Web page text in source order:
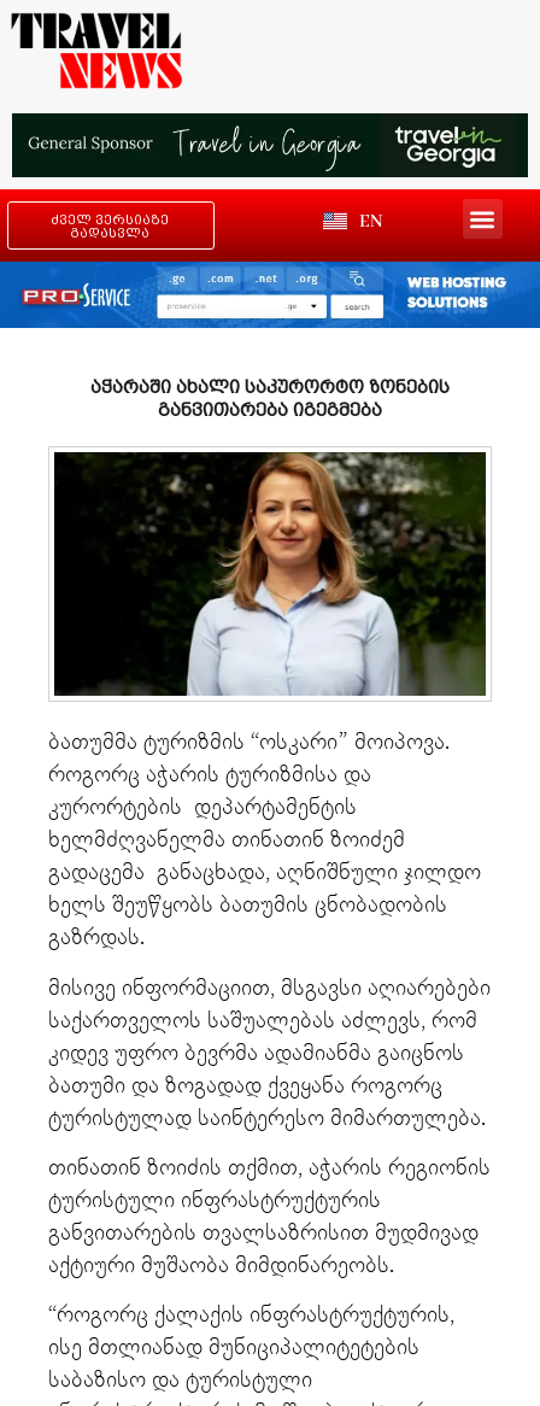
ძველ ვერსიაზე
გადასვლა
EN
აჭარაში ახალი საკურორტო ზონების
განვითარება იგეგმება
ბათუმმა ტურიზმის “ოსკარი” მოიპოვა.
როგორც აჭარის ტურიზმისა და
კურორტების დეპარტამენტის
ხელმძღვანელმა თინათინ ზოიძემ
გადაცემა განაცხადა, აღნიშნული ჯილდო
ხელს შეუწყობს ბათუმის ცნობადობის
გაზრდას.
მისივე ინფორმაციით, მსგავსი აღიარებები
საქართველოს საშუალებას აძლევს, რომ
კიდევ უფრო ბევრმა ადამიანმა გაიცნოს
ბათუმი და ზოგადად ქვეყანა როგორც
ტურისტულად საინტერესო მიმართულება.
თინათინ ზოიძის თქმით, აჭარის რეგიონის
ტურისტული ინფრასტრუქტურის
განვითარების თვალსაზრისით მუდმივად
აქტიური მუშაობა მიმდინარეობს.
“როგორც ქალაქის ინფრასტრუქტურის,
ისე მთლიანად მუნიციპალიტეტების
საბაზისო და ტურისტული